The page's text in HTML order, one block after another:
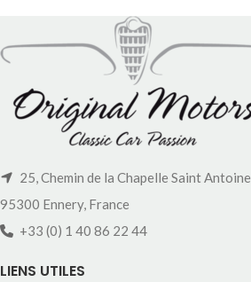
25, Chemin de la Chapelle Saint Antoine
95300 Ennery, France
+33 (0) 1 40 86 22 44
LIENS UTILES